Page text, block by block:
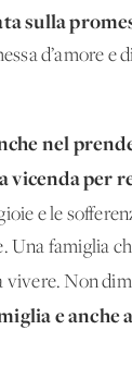
sulla
d’amore e
nel
vicenda per
e le
famiglia
vivere. Non
e anche